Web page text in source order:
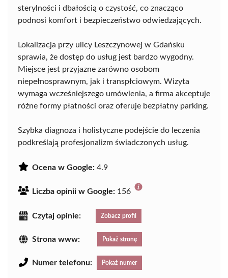
sterylności i dbałością o czystość, co znacząco
podnosi komfort i bezpieczeństwo odwiedzających.
Lokalizacja przy ulicy Leszczynowej w Gdańsku
sprawia, że dostęp do usług jest bardzo wygodny.
Miejsce jest przyjazne zarówno osobom
niepełnosprawnym, jak i transpłciowym. Wizyta
wymaga wcześniejszego umówienia, a firma akceptuje
różne formy płatności oraz oferuje bezpłatny parking.
Szybka diagnoza i holistyczne podejście do leczenia
podkreślają profesjonalizm świadczonych usług.
Ocena w Google: 4.9
Liczba opinii w Google: 156
Czytaj opinie: Zobacz profil
Strona www: Pokaż stronę
Numer telefonu: Pokaż numer